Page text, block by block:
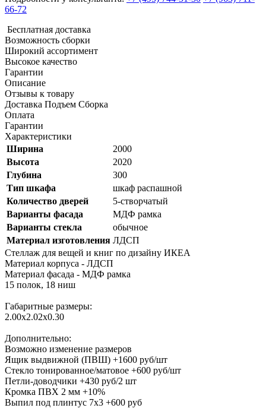
66-72
Бесплатная доставка
Возможность сборки
Широкий ассортимент
Высокое качество
Гарантии
Описание
Отзывы к товару
Доставка Подъем Сборка
Оплата
Гарантии
Характеристики
Ширина
2000
Высота
2020
Глубина
300
Тип шкафа
шкаф распашной
Количество дверей
5-створчатый
Варианты фасада
МДФ рамка
Варианты стекла
обычное
Материал изготовления ЛДСП
Стеллаж для вещей и книг по дизайну ИКЕА
Материал корпуса - ЛДСП
Материал фасада - МДФ рамка
15 полок, 18 ниш
Габаритные размеры:
2.00х2.02х0.30
Дополнительно:
Возможно изменение размеров
Ящик выдвижной (ПВШ) +1600 руб/шт
Стекло тонированное/матовое +600 руб/шт
Петли-доводчики +430 руб/2 шт
Кромка ПВХ 2 мм +10%
Выпил под плинтус 7х3 +600 руб